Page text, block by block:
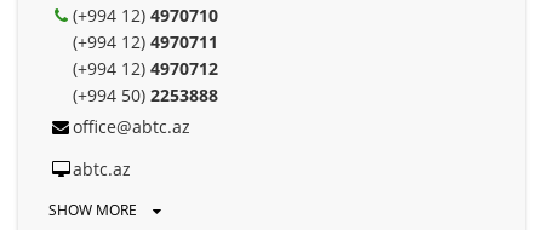
(+994 12) 4970710
(+994 12) 4970711
(+994 12) 4970712
(+994 50) 2253888
office@abtc.az
abtc.az
SHOW MORE